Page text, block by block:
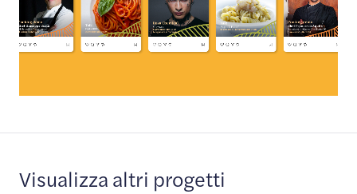
Visualizza altri progetti